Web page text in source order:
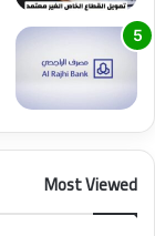
Most Viewed